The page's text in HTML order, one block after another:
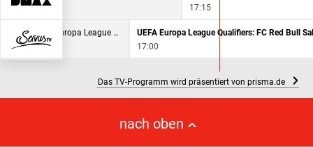
17:15
UEFA Europa League Qualifiers: FC Red Bull Salzburg - Pafos FC
16:30
UEFA Europa League Qualifiers: FC Red Bull
17:00
Das TV-Programm wird präsentiert von prisma.de
nach oben